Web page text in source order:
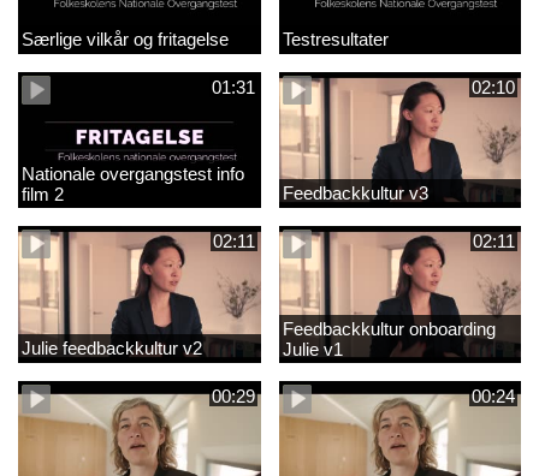
Særlige vilkår og fritagelse Testresultater
01:31
Nationale overgangstest info
film 2
02:10
Feedbackkultur v3
02:11
Julie feedbackkultur v2
02:11
Feedbackkultur onboarding
Julie v1
00:29 00:24